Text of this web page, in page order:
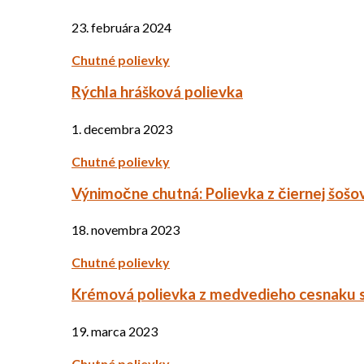
23. februára 2024
Chutné polievky
Rýchla hrášková polievka
1. decembra 2023
Chutné polievky
Výnimočne chutná: Polievka z čiernej
18. novembra 2023
Chutné polievky
Krémová polievka z medvedieho cesnaku
19. marca 2023